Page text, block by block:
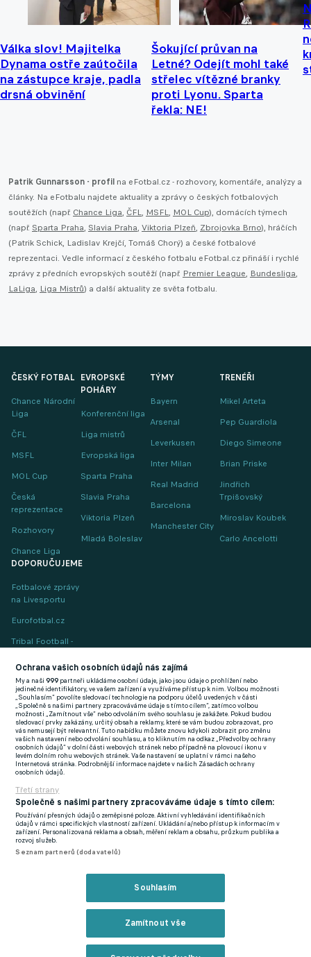
Válka slov! Majitelka
Dynama ostře zaútočila
na zástupce kraje, padla
drsná obvinění
Šokující průvan na
Letné? Odejít mohl také
střelec vítězné branky
proti Lyonu. Sparta
řekla: NE!
Patrik Gunnarsson - profil na eFotbal.cz - rozhovory, komentáře, analýzy a
články. Na eFotbalu najdete aktuality a zprávy o českých fotbalových
soutěžích (např. Chance Liga, ČFL, MSFL, MOL Cup), domácích týmech
(např. Sparta Praha, Slavia Praha, Viktoria Plzeň, Zbrojovka Brno), hráčích
(Patrik Schick, Ladislav Krejčí, Tomáš Chorý) a české fotbalové
reprezentaci. Vedle informací z českého fotbalu eFotbal.cz přináší i rychlé
zprávy z předních evropských soutěží (např. Premier League, Bundesliga,
LaLiga, Liga Mistrů) a další aktuality ze světa fotbalu.
ČESKÝ FOTBAL
Chance Národní
Liga
ČFL
MSFL
MOL Cup
Česká
reprezentace
Rozhovory
Chance Liga
EVROPSKÉ
POHÁRY
Konferenční liga
Liga mistrů
Evropská liga
Sparta Praha
Slavia Praha
Viktoria Plzeň
Mladá Boleslav
TÝMY
Bayern
Arsenal
Leverkusen
Inter Milan
Real Madrid
Barcelona
Manchester City
TRENÉŘI
Mikel Arteta
Pep Guardiola
Diego Simeone
Brian Priske
Jindřich
Trpišovský
Miroslav Koubek
Carlo Ancelotti
DOPORUČUJEME
Fotbalové zprávy
na Livesportu
Eurofotbal.cz
Tribal Football -
(EN)
FlashFutbal (SK)
Tenisportal.cz
Tenisové zprávy
na Livesportu
Podmínky užití
Zásady ochrany osobních údajů
GDPR a žurnalistika
Ochrana vašich osobních údajů nás zajímá
My a naši999 partneři ukládáme osobní údaje, jako jsou údaje o prohlížení nebo
jedinečné identifikátory, ve vašem zařízení a využíváme přístup k nim. Volbou možnosti
„Souhlasím“ povolíte sledovací technologie na podporu účelů uvedených v části
„Společně s našimi partnery zpracováváme údaje s tímto cílem“, zatímco volbou
možnosti „Zamítnout vše“ nebo odvoláním svého souhlasu je zakážete. Pokud budou
sledovací prvky zakázány, určitý obsah a reklamy, které se vám budou zobrazovat, pro
vás nemusejí být relevantní. Tuto nabídku můžete znovu kdykoli zobrazit pro změnu
vašich nastavení nebo odvolání souhlasu, a to kliknutím na odkaz „Předvolby ochrany
osobních údajů“ v dolní části webových stránek nebo případně na plovoucí ikonu v
levém dolním rohu webových stránek. Vaše nastavení se uplatní v rámci našeho
Internetová stránka. Podrobnější informace najdete v našich Zásadách ochrany
osobních údajů.
Třetí strany
Společně s našimi partnery zpracováváme údaje s tímto cílem:
Používání přesných údajů o zeměpisné poloze. Aktivní vyhledávání identifikačních
údajů v rámci specifických vlastností zařízení. Ukládání a/nebo přístup k informacím v
zařízení. Personalizovaná reklama a obsah, měření reklam a obsahu, průzkum publika a
rozvoj služeb.
Seznam partnerů (dodavatelů)
Souhlasím
Zamítnout vše